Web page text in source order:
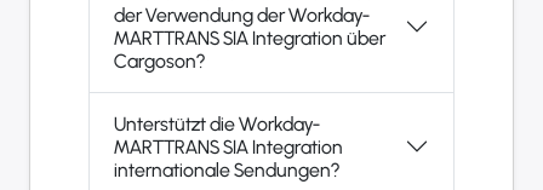
der Verwendung der Workday-
MARTTRANS SIA Integration über
Cargoson?
Unterstützt die Workday-
MARTTRANS SIA Integration
internationale Sendungen?